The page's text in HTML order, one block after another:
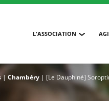
L'ASSOCIATION
| Chambéry | [Le Dauphiné]